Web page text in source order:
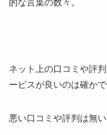
的な言葉の数々。
ネット上の口コミや評
ービスが良いのは確かで
悪い口コミや評判は無い